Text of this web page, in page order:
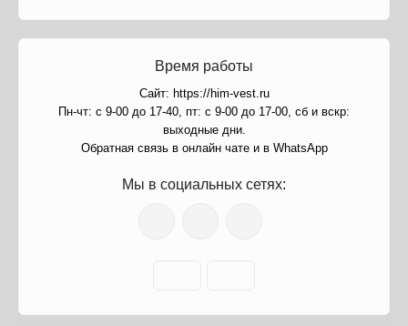
Время работы
Сайт: https://him-vest.ru
Пн-чт: с 9-00 до 17-40, пт: с 9-00 до 17-00, сб и вскр:
выходные дни.
Обратная связь в онлайн чате и в WhatsApp
Мы в социальных сетях: